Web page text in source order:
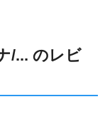
/... のレビ